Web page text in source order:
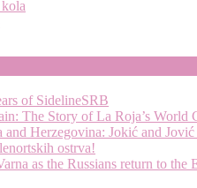
of SidelineSRB
The Story of La Roja’s World
and Herzegovina: Jokić and
ostrva!
as the Russians return to the